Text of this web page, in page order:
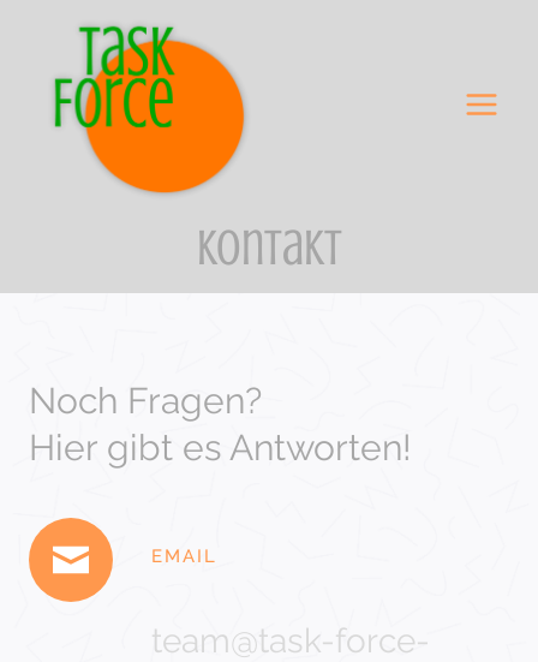
springen
Kontakt
Noch Fragen?
Hier gibt es Antworten!
EMAIL
team@task-force-